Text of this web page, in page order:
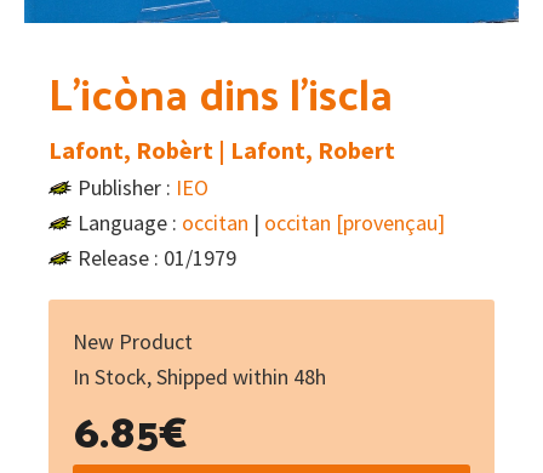
L’icòna dins l’iscla
Lafont, Robèrt | Lafont, Robert
Publisher : IEO
Language : occitan | occitan [provençau]
Release : 01/1979
New Product
In Stock, Shipped within 48h
6.85€